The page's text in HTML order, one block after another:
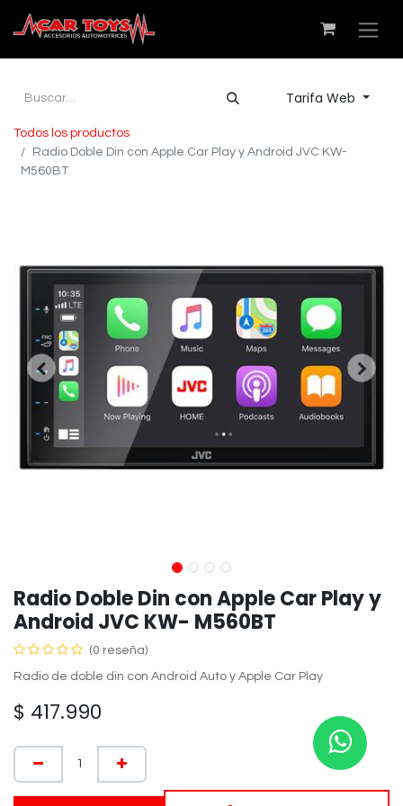
Tarifa Web
Todos los productos
Radio Doble Din con Apple Car Play y Android JVC KW-
M560BT
Radio Doble Din con Apple Car Play y
Android JVC KW- M560BT
(0 reseña)
Radio de doble din con Android Auto y Apple Car Play
$ 417.990